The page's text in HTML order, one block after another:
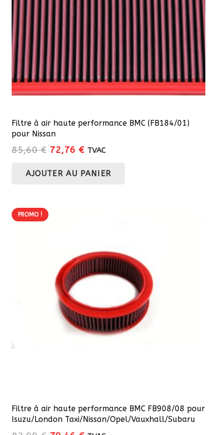
Filtre à air haute performance BMC (FB184/01)
pour Nissan
85,60€ Le
initial
72,76 €Le
actuel
TVAC
AJOUTER AU PANIER
PROMO !
Filtre à air haute performance BMC FB908/08 pour
Isuzu/London Taxi/Nissan/Opel/Vauxhall/Subaru